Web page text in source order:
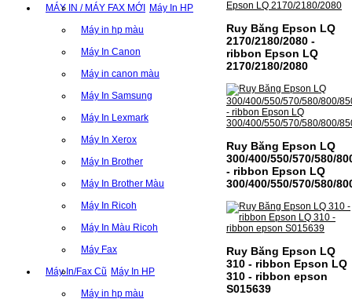
MÁY IN / MÁY FAX MỚI Máy In HP
Máy in hp màu
Máy In Canon
Máy in canon màu
Máy In Samsung
Máy In Lexmark
Máy In Xerox
Máy In Brother
Máy In Brother Màu
Máy In Ricoh
Máy In Màu Ricoh
Máy Fax
Máy In/Fax Cũ Máy In HP
Máy in hp màu
Ruy Băng Epson LQ
2170/2180/2080 -
ribbon Epson LQ
2170/2180/2080
Ruy Băng Epson LQ
300/400/550/570/580/
- ribbon Epson LQ
300/400/550/570/580/
Ruy Băng Epson LQ
310 - ribbon Epson LQ
310 - ribbon epson
S015639